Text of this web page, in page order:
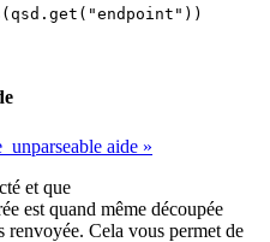
( qsd. get ( "endpoint " ))
aide »
et que
est quand même découpée
renvoyée. Cela vous permet de